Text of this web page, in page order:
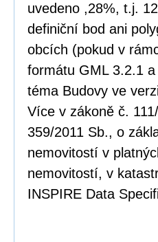
uvedeno ,28%, t.j.
definiční bod ani
obcích (pokud v
formátu GML 3.2.1
téma Budovy ve
Více v zákoně č.
359/2011 Sb., o
nemovitostí v
nemovitostí, v
INSPIRE Data